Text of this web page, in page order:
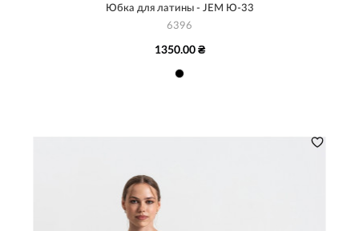
Юбка для латины - JEM Ю-33
6396
1350.00 ₴